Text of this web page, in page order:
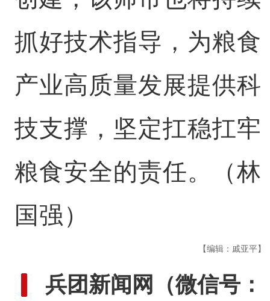
抓好技术指导，为粮食
产业高质量发展提供科
技支撑，坚定扛稳扛牢
粮食安全的责任。（林
国强）
【编辑：戚亚平】
兵团新闻网
（微信号：